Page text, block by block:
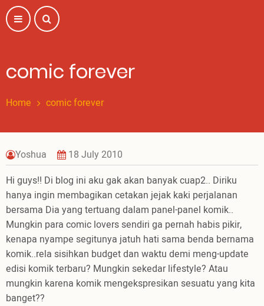
Skip
to
main
comic forever
Home comic forever
Yoshua
18 July 2010
Hi guys!! Di blog ini aku gak akan banyak cuap2.. Diriku
hanya ingin membagikan cetakan jejak kaki perjalanan
bersama Dia yang tertuang dalam panel-panel komik..
Mungkin para comic lovers sendiri ga pernah habis pikir,
kenapa nyampe segitunya jatuh hati sama benda bernama
komik..rela sisihkan budget dan waktu demi meng-update
edisi komik terbaru? Mungkin sekedar lifestyle? Atau
mungkin karena komik mengekspresikan sesuatu yang kita
banget??